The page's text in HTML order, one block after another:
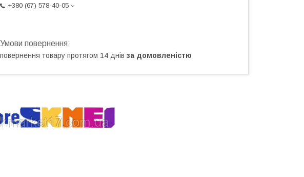
+380 (67) 578-40-05
повернення товару протягом 14 днів за домовленістю